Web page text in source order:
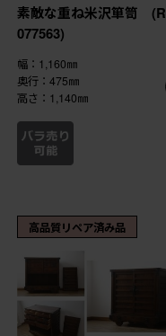
素敵な重ね米沢箪笥
077563)
幅：1,160㎜
奥行：475㎜
高さ：1,140㎜
高品質リペア済み品